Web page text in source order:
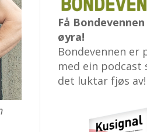
Få Bondevennen
øyra!
Bondevennen er
med ein podcast
det luktar fjøs av!